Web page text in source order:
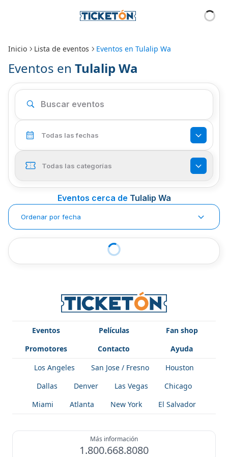
Inicio Lista de eventos Eventos en Tulalip Wa
Eventos en Tulalip Wa
Todas las fechas
Todas las categorías
Eventos cerca de Tulalip Wa
Ordenar por fecha
Eventos Películas
Fan shop
Promotores
Contacto
Ayuda
Los Angeles
San Jose / Fresno
Houston
Dallas
Denver Las Vegas
Chicago
Miami
Atlanta New York El Salvador
Más información
1.800.668.8080